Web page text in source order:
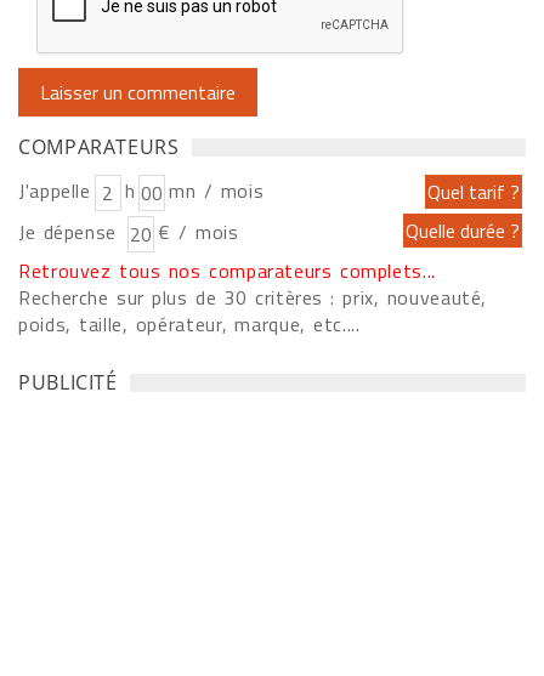
COMPARATEURS
J'appelle h
mn / mois
Je dépense
€ / mois
Retrouvez tous nos comparateurs complets...
Recherche sur plus de 30 critères : prix, nouveauté,
poids, taille, opérateur, marque, etc....
PUBLICITÉ